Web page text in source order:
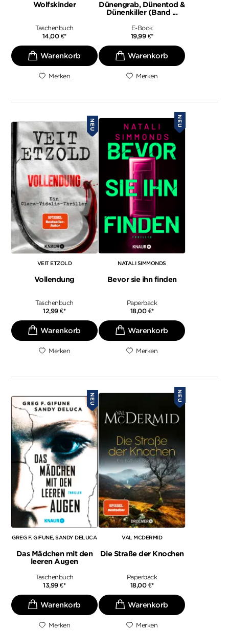
Wolfskinder
Taschenbuch
14,00 €*
Merken
Dünengrab, Dünentod &
Dünenkiller (Band ...
E-Book
19,99 €*
Merken
NEU
VEIT ETZOLD
Vollendung
Taschenbuch
12,99€*
Merken
NEU
NATALI SIMMONDS
Bevor sie ihn finden
Paperback
18,00 €*
Merken
NEU
GREG F. GIFUNE SANDY DELUCA
Das Mädchen mit den
leeren Augen
Taschenbuch
13,99€*
Merken
NEU
VAL MCDERMID
Die Straße der Knochen
Paperback
18,00 €*
Merken